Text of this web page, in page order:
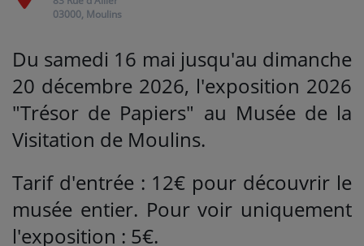
Agenda
Titres diffusés
Se connecter
03000, Moulins
Du samedi 16 mai jusqu'au dimanche
20 décembre 2026, l'exposition 2026
"Trésor de Papiers" au Musée de la
Visitation de Moulins.
Tarif d'entrée : 12€ pour découvrir le
musée entier. Pour voir uniquement
l'exposition : 5€.